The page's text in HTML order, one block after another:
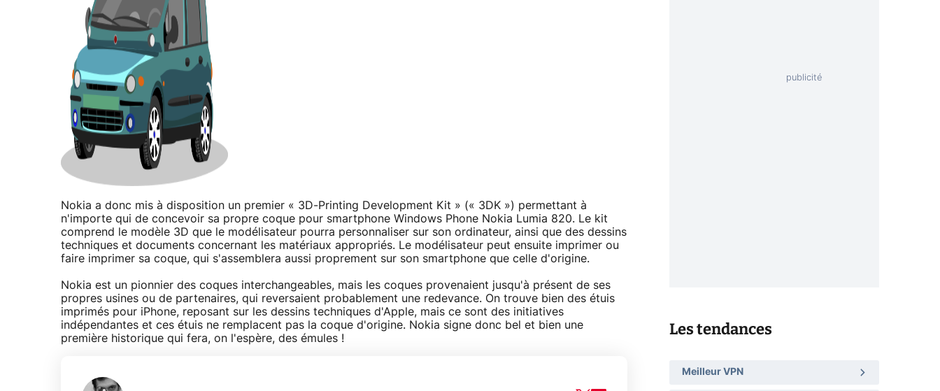
Nokia a donc mis à disposition un premier « 3D-Printing Development Kit » (« 3DK ») permettant à
n'importe qui de concevoir sa propre coque pour smartphone Windows Phone Nokia Lumia 820. Le kit
comprend le modèle 3D que le modélisateur pourra personnaliser sur son ordinateur, ainsi que des dessins
techniques et documents concernant les matériaux appropriés. Le modélisateur peut ensuite imprimer ou
faire imprimer sa coque, qui s'assemblera aussi proprement sur son smartphone que celle d'origine.
Nokia est un pionnier des coques interchangeables, mais les coques provenaient jusqu'à présent de ses
propres usines ou de partenaires, qui reversaient probablement une redevance. On trouve bien des étuis
imprimés pour iPhone, reposant sur les dessins techniques d'Apple, mais ce sont des initiatives
indépendantes et ces étuis ne remplacent pas la coque d'origine. Nokia signe donc bel et bien une
première historique qui fera, on l'espère, des émules !
Les tendances
Meilleur VPN